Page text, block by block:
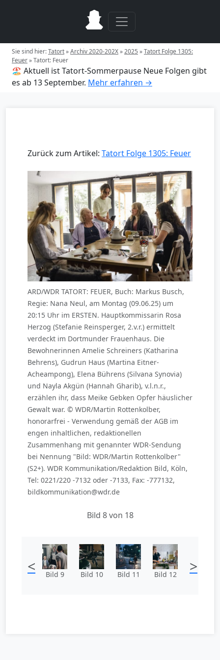
Sie sind hier:Tatort»Archiv 2020-202X»2025 »Tatort Folge 1305:
Feuer»Tatort: Feuer
🏖️ Aktuell ist Tatort-Sommerpause Neue Folgen gibt
es ab 13 September. Mehr erfahren →
Zurück zum Artikel: Tatort Folge 1305: Feuer
ARD/WDR TATORT: FEUER, Buch: Markus Busch,
Regie: Nana Neul, am Montag (09.06.25) um
20:15 Uhr im ERSTEN. Hauptkommissarin Rosa
Herzog (Stefanie Reinsperger, 2.v.r.) ermittelt
verdeckt im Dortmunder Frauenhaus. Die
Bewohnerinnen Amelie Schreiners (Katharina
Behrens), Gudrun Haus (Martina Eitner-
Acheampong), Elena Bührens (Silvana Synovia)
und Nayla Akgün (Hannah Gharib), v.l.n.r.,
erzählen ihr, dass Meike Gebken Opfer häuslicher
Gewalt war. © WDR/Martin Rottenkolber,
honorarfrei - Verwendung gemäß der AGB im
engen inhaltlichen, redaktionellen
Zusammenhang mit genannter WDR-Sendung
bei Nennung "Bild: WDR/Martin Rottenkolber"
(S2+). WDR Kommunikation/Redaktion Bild, Köln,
Tel: 0221/220 -7132 oder -7133, Fax: -777132,
bildkommunikation@wdr.de
Bild 8 von 18
< Bild 9 Bild 10 Bild 11 Bild 12 >